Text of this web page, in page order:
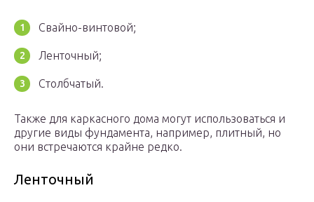
Свайно-винтовой;
Ленточный;
Столбчатый.
Также для каркасного дома могут использоваться и
другие виды фундамента, например, плитный, но
они встречаются крайне редко.
Ленточный